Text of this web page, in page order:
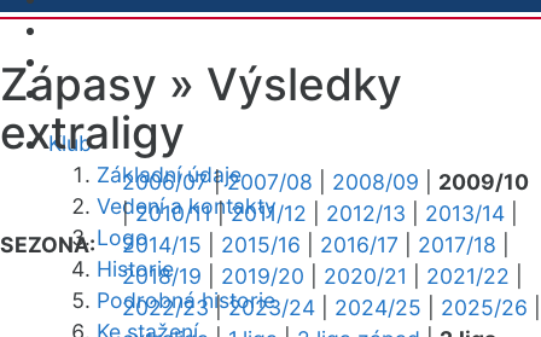
Klub
Základní údaje
Vedení a kontakty
Logo
Historie
Podrobná historie
Ke stažení
Zápasy » Výsledky
extraligy
SEZONA:
2006/07|2007/08 2008/09
2009/10
|2010/11|2011/12 2012/13 2013/14
2014/15
2015/16 2016/17 2017/18
2018/19
2019/20 2020/21 2021/22
2022/23|2023/24 2024/25 2025/26